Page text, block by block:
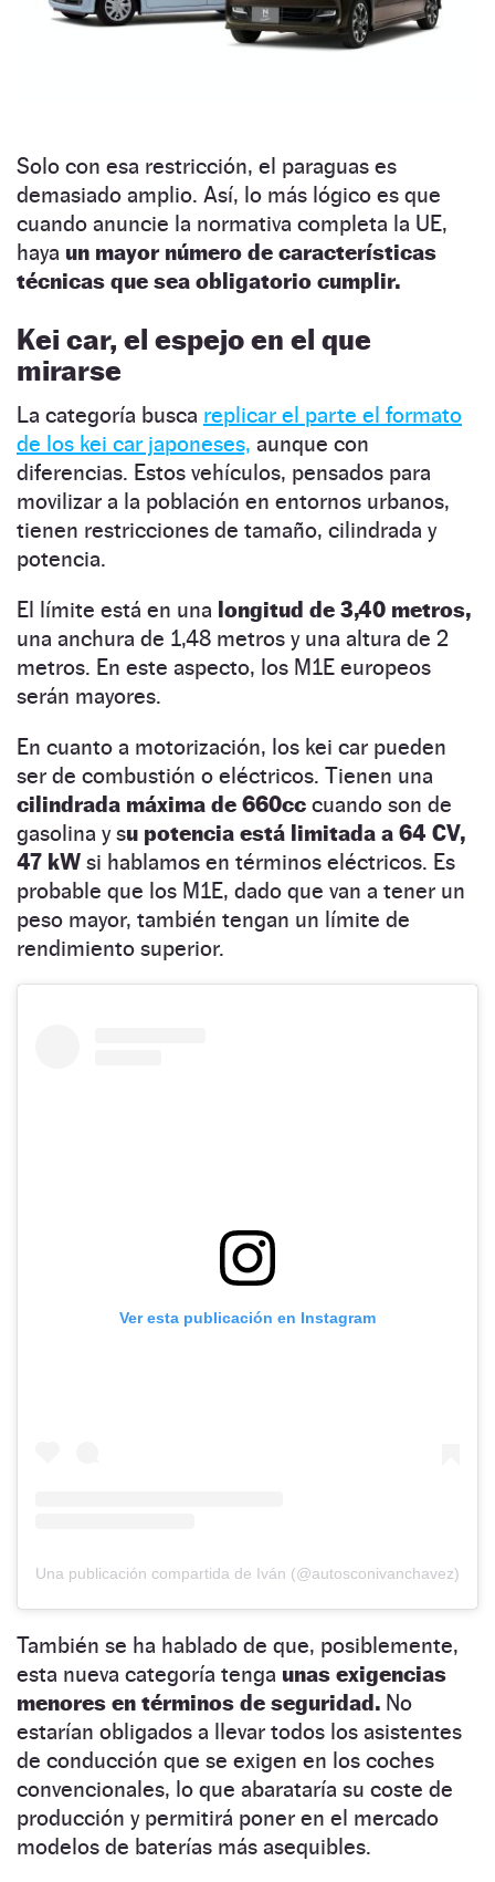
Solo con esa restricción, el paraguas es
demasiado amplio. Así, lo más lógico es que
cuando anuncie la normativa completa la UE,
haya un mayor número de características
técnicas que sea obligatorio cumplir.
Kei car, el espejo en el que
mirarse
La categoría busca replicar el parte el formato
de los kei car japoneses, aunque con
diferencias. Estos vehículos, pensados para
movilizar a la población en entornos urbanos,
tienen restricciones de tamaño, cilindrada y
potencia.
El límite está en una longitud de 3,40 metros,
una anchura de 1,48 metros y una altura de 2
metros. En este aspecto, los M1E europeos
serán mayores.
En cuanto a motorización, los kei car pueden
ser de combustión o eléctricos. Tienen una
cilindrada máxima de 660cc cuando son de
gasolina y su potencia está limitada a 64 CV,
47 kW si hablamos en términos eléctricos. Es
probable que los M1E, dado que van a tener un
peso mayor, también tengan un límite de
rendimiento superior.
Ver esta publicación en Instagram
Una publicación compartida de Iván (@autosconivanchavez)
También se ha hablado de que, posiblemente,
esta nueva categoría tenga unas exigencias
menores en términos de seguridad. No
estarían obligados a llevar todos los asistentes
de conducción que se exigen en los coches
convencionales, lo que abarataría su coste de
producción y permitirá poner en el mercado
modelos de baterías más asequibles.